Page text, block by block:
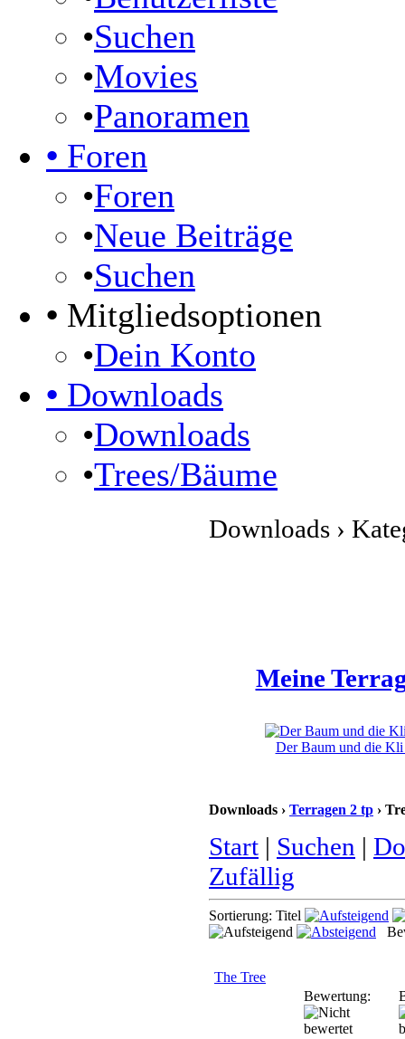
•Suchen
•Movies
•Panoramen
• Foren
•Foren
•Neue Beiträge
•Suchen
• Mitgliedsoptionen
•Dein Konto
• Downloads
•Downloads
•Trees/Bäume
Downloads ›
Meine
Der Baum und die Kli
Downloads › Terragen 2 tp ›
Start | Suchen |
Zufällig
Sortierung: Titel
The Tree
Bewertung: